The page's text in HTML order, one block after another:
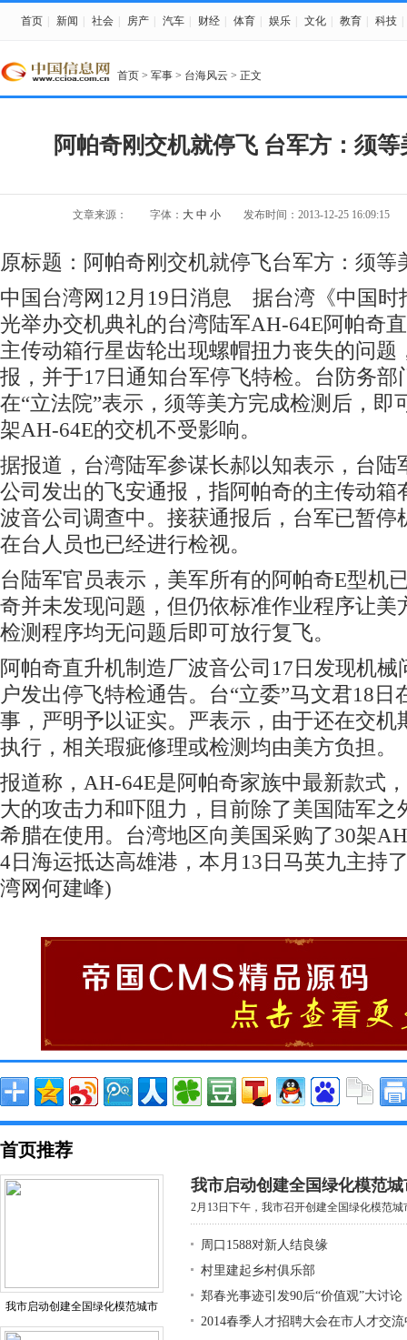
首页 新闻 社会 房产 汽车 财经 体育 娱乐 文化 教育 科技
首页 > 军事 > 台海风云 > 正文
阿帕奇刚交机就停飞 台军方：须
文章来源： 字体： 大 中 小 发布时间：2013-12-25 16:09:15
原标题：阿帕奇刚交机就停飞台军方：须等
中国台湾网12月19日消息 据台湾《中国时
光举办交机典礼的台湾陆军AH-64E阿帕奇
主传动箱行星齿轮出现螺帽扭力丧失的问题
报，并于17日通知台军停飞特检。台防务部
在“立法院”表示，须等美方完成检测后，即
架AH-64E的交机不受影响。
据报道，台湾陆军参谋长郝以知表示，台陆
公司发出的飞安通报，指阿帕奇的主传动箱
波音公司调查中。接获通报后，台军已暂停
在台人员也已经进行检视。
台陆军官员表示，美军所有的阿帕奇E型机
奇并未发现问题，但仍依标准作业程序让美
检测程序均无问题后即可放行复飞。
阿帕奇直升机制造厂波音公司17日发现机
户发出停飞特检通告。台“立委”马文君18日
事，严明予以证实。严表示，由于还在交机
执行，相关瑕疵修理或检测均由美方负担。
报道称，AH-64E是阿帕奇家族中最新款式
大的攻击力和吓阻力，目前除了美国陆军之
希腊在使用。台湾地区向美国采购了30架
4日海运抵达高雄港，本月13日马英九主持
湾网何建峰)
首页推荐
我市启动创建全国绿化模范城市
我市启动创建全国绿化模范
2月13日下午，我市召开创建全国绿化模范
周口1588对新人结良缘
村里建起乡村俱乐部
郑春光事迹引发90后“价值观”大讨论
2014春季人才招聘大会在市人才交